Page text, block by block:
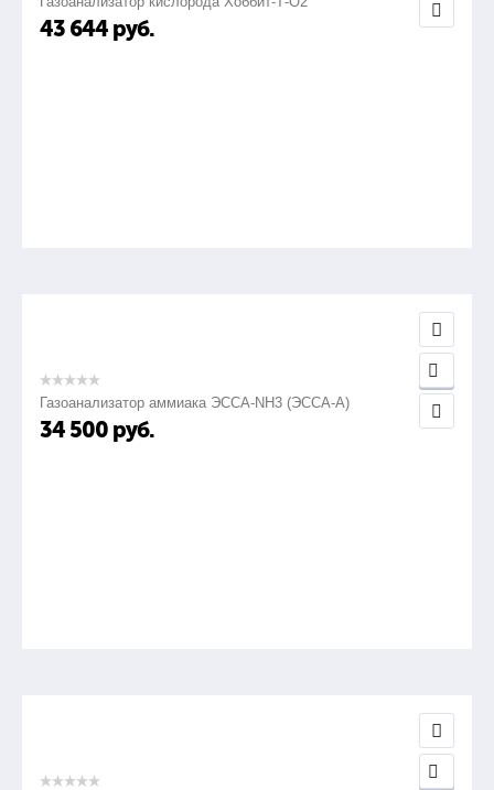
43 644 руб.
Газоанализатор аммиака ЭССА-NH3 (ЭССА-А)
34 500 руб.